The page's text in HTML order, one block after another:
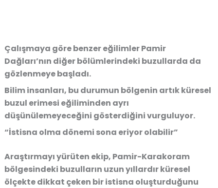
Çalışmaya göre benzer eğilimler Pamir
Dağları’nın diğer bölümlerindeki buzullarda da
gözlenmeye başladı.
Bilim insanları, bu durumun bölgenin artık küresel
buzul erimesi eğiliminden ayrı
düşünülemeyeceğini gösterdiğini vurguluyor.
“İstisna olma dönemi sona eriyor olabilir”
Araştırmayı yürüten ekip, Pamir-Karakoram
bölgesindeki buzulların uzun yıllardır küresel
ölçekte dikkat çeken bir istisna oluşturduğunu